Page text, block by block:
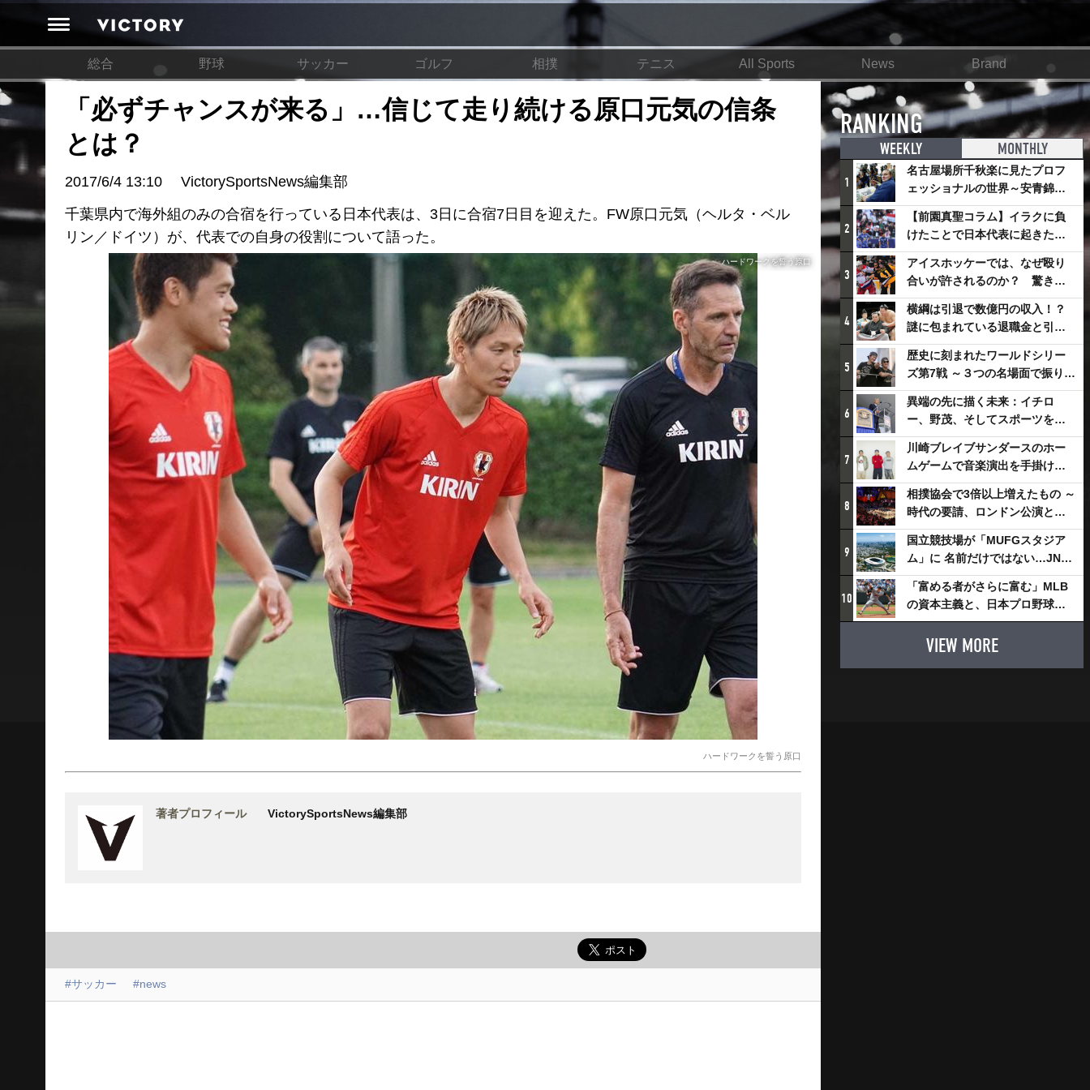
総合 野球 サッカー ゴルフ 相撲 テニス All Sports News Brand
「必ずチャンスが来る」…信じて走り続ける原口元気の信条
とは？
2017/6/4 13:10
VictorySportsNews編集部
千葉県内で海外組のみの合宿を行っている日本代表は、3日に合宿7日目を迎えた。FW原口元気（ヘルタ・ベル
リン／ドイツ）が、代表での自身の役割について語った。
ハードワークを誓う原口
ハードワークを誓う原口
著者プロフィール VictorySportsNews編集部
#サッカー #news
RANKING
WEEKLY MONTHLY
1
名古屋場所千秋楽に見たプロフ
ェッショナルの世界～安青錦の
優勝を巡るさまざまなドラマ
2
【前園真聖コラム】イラクに負
けたことで日本代表に起きたプ
ラスとは
3
アイスホッケーでは、なぜ殴り
合いが許されるのか？ 驚きの
「ファイティング」ルールにつ
いて
4
横綱は引退で数億円の収入！？
謎に包まれている退職金と引退
相撲興行
5
歴史に刻まれたワールドシリー
ズ第7戦 ～３つの名場面で振り返
る～
6
異端の先に描く未来：イチロ
ー、野茂、そしてスポーツを支
える科学界の挑戦
7
川崎ブレイブサンダースのホー
ムゲームで音楽演出を手掛ける
スチャダラパーが川崎新！アリ
ーナシティ・プロジェクトを語
る 「楽しみでしかないでしょ。
川崎は、ずっと成長曲線だか
ら」
8
相撲協会で3倍以上増えたもの ～
時代の要請、ロンドン公演と古
式大相撲
9
国立競技場が「MUFGスタジア
ム」に 名前だけではない…JNSE
とMUFGが“共創”し描く地域活
性化・社会価値創造の近未来図
とは
10
「富める者がさらに富む」MLB
の資本主義と、日本プロ野球が
踏み出せない一歩
VIEW MORE